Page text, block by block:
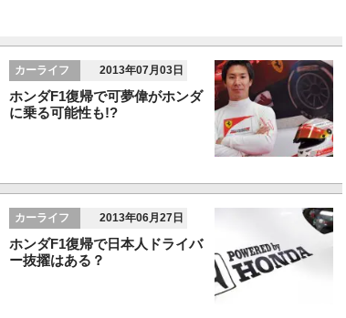
カーライフ 2013年07月03日
ホンダF1復帰で可夢偉がホンダ
に乗る可能性も!?
カーライフ 2013年06月27日
ホンダF1復帰で日本人ドライバ
ー抜擢はある？